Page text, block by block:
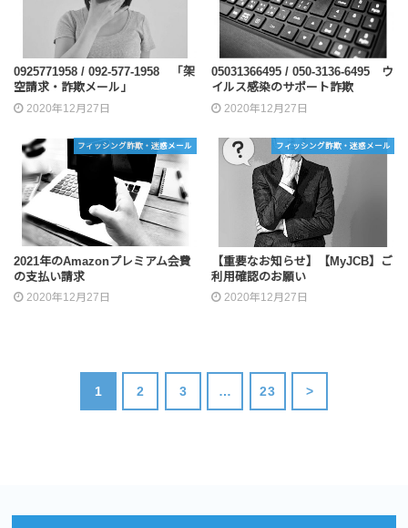
0925771958 / 092-577-1958 「架
空請求・詐欺メール」
2020年12月27日
05031366495 / 050-3136-6495 ウ
イルス感染のサポート詐欺
2020年12月27日
フィッシング詐欺・迷惑メール
2021年のAmazonプレミアム会費
の支払い請求
2020年12月27日
フィッシング詐欺・迷惑メール
【重要なお知らせ】【MyJCB】ご
利用確認のお願い
2020年12月27日
1 2 3 … 23 >